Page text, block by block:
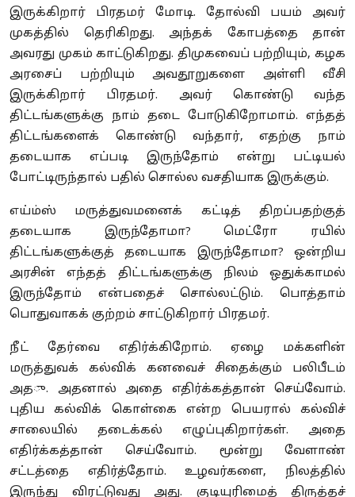
இருக்கிறார் பிரதமர் மோடி. தோல்வி பயம் அவர்
முகத்தில் தெரிகிறது. அந்தக் கோபத்தை தான்
அவரது முகம் காட்டுகிறது. திமுகவைப் பற்றியும், கழக
அரசைப் பற்றியும் அவதூறுகளை அள்ளி வீசி
இருக்கிறார் பிரதமர். அவர் கொண்டு வந்த
திட்டங்களுக்கு நாம் தடை போடுகிறோமாம். எந்தத்
திட்டங்களைக் கொண்டு வந்தார், எதற்கு நாம்
தடையாக எப்படி இருந்தோம் என்று பட்டியல்
போட்டிருந்தால் பதில் சொல்ல வசதியாக இருக்கும்.
எய்ம்ஸ் மருத்துவமனைக் கட்டித் திறப்பதற்குத்
தடையாக இருந்தோமா? மெட்ரோ ரயில்
திட்டங்களுக்குத் தடையாக இருந்தோமா? ஒன்றிய
அரசின் எந்தத் திட்டங்களுக்கு நிலம் ஒதுக்காமல்
இருந்தோம் என்பதைச் சொல்லட்டும். பொத்தாம்
பொதுவாகக் குற்றம் சாட்டுகிறார் பிரதமர்.
நீட் தேர்வை எதிர்க்கிறோம். ஏழை மக்களின்
மருத்துவக் கல்விக் கனவைச் சிதைக்கும் பலிபீடம்
அது. அதனால் அதை எதிர்க்கத்தான் செய்வோம்.
புதிய கல்விக் கொள்கை என்ற பெயரால் கல்விச்
சாலையில் தடைக்கல் எழுப்புகிறார்கள். அதை
எதிர்க்கத்தான் செய்வோம். மூன்று வேளாண்
சட்டத்தை எதிர்த்தோம். உழவர்களை, நிலத்தில்
இருந்து விரட்டுவது அது. குடியுரிமைத் திருத்தச்